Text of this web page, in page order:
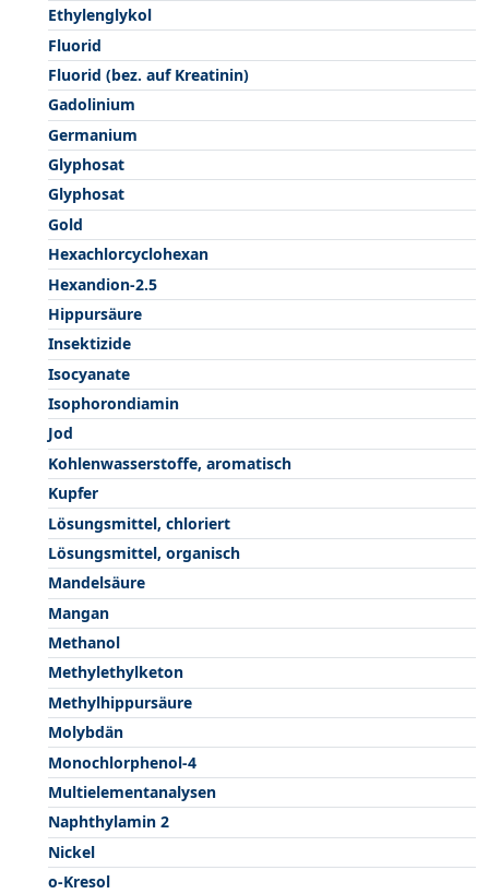
Ethylenglykol
Fluorid
Fluorid (bez. auf Kreatinin)
Gadolinium
Germanium
Glyphosat
Glyphosat
Gold
Hexachlorcyclohexan
Hexandion-2.5
Hippursäure
Insektizide
Isocyanate
Isophorondiamin
Jod
Kohlenwasserstoffe, aromatisch
Kupfer
Lösungsmittel, chloriert
Lösungsmittel, organisch
Mandelsäure
Mangan
Methanol
Methylethylketon
Methylhippursäure
Molybdän
Monochlorphenol-4
Multielementanalysen
Naphthylamin 2
Nickel
o-Kresol